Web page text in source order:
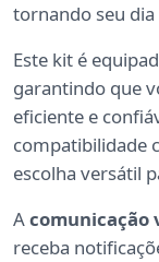
tornando seu
Este kit é
garantindo que
eficiente e
compatibilidade
escolha versátil
Acomunicação
receba